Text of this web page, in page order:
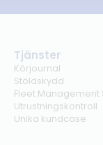
Tjänster
Körjournal
Stöldskydd
Fleet Management
Utrustningskontroll
Unika kundcase